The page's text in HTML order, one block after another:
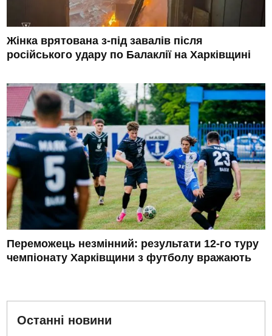
Жінка врятована з-під завалів після
російського удару по Балаклії на Харківщині
Переможець незмінний: результати 12-го туру
чемпіонату Харківщини з футболу вражають
Останні новини